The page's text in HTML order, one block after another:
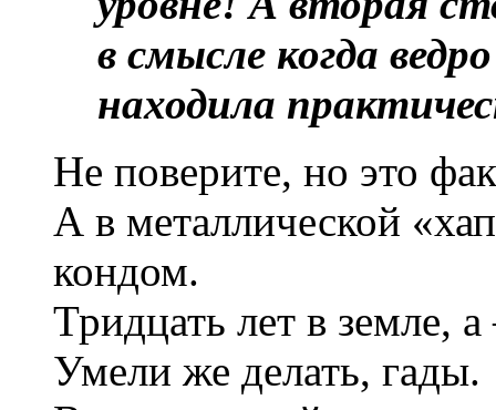
в смысле когда
находила
Не поверите, но это
А в металлической
кондом.
Тридцать лет в земле,
Умели же делать, гады.